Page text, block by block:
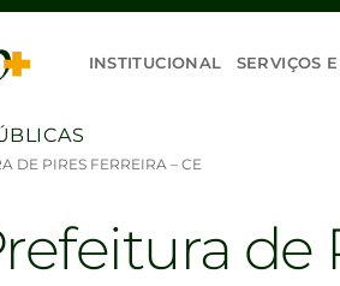
INSTITUCIONAL SERVIÇOS
DE PIRES FERREIRA – CE
de